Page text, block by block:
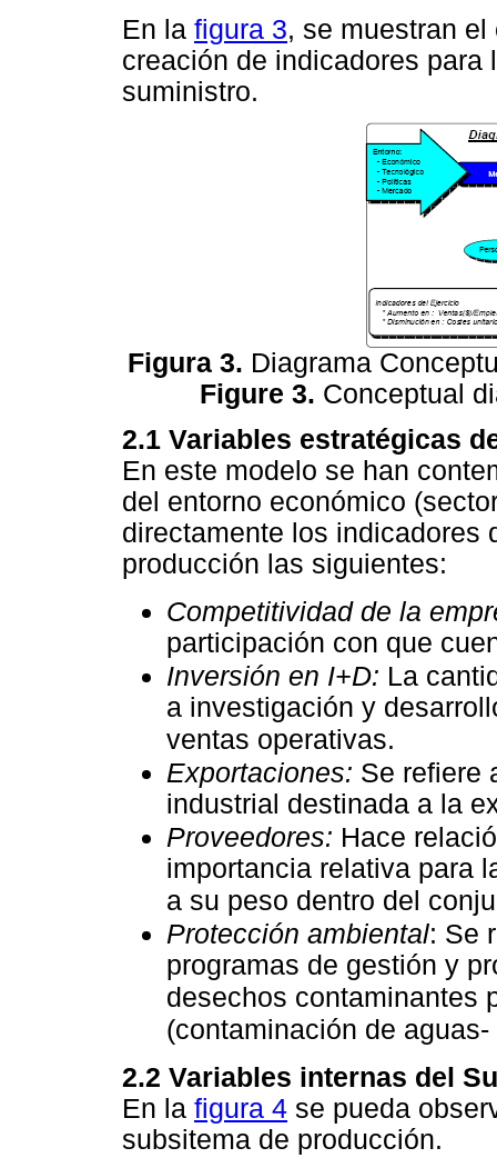
En la figura 3, se muestran
creación de indicadores
suministro.
Figura 3. Diagrama
Figure 3. Conceptual
2.1 Variables estratégicas
En este modelo se han
del entorno económico
directamente los indicadores
producción las siguientes:
Competitividad de la
participación con que
Inversión en I+D: La
a investigación y
ventas operativas.
Exportaciones: Se refiere
industrial destinada a la
Proveedores: Hace
importancia relativa para
a su peso dentro del
Protección ambiental: Se
programas de gestión y
desechos contaminantes
(contaminación de
2.2 Variables internas del
En la figura 4 se pueda
subsitema de producción.